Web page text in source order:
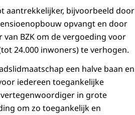
aantrekkelijker, bijvoorbeeld door
opvangt en door
BZK om de vergoeding voor
24.000 inwoners) te verhogen.
een halve baan en
iedereen toegankelijke
in grote
om zo toegankelijk en